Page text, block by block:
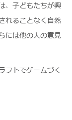
、子どもたちが興
れることなく自然
には他の人の意見
フトでゲームづく